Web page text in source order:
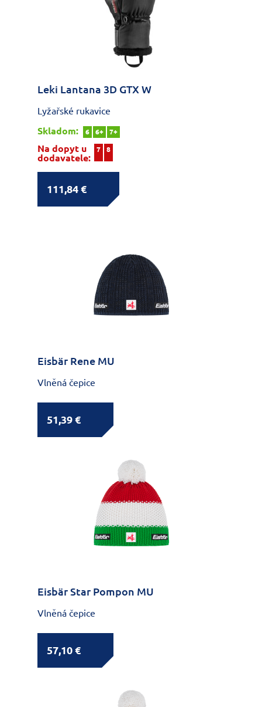
Leki Lantana 3D GTX W
Lyžařské rukavice
Skladom:
6 6+ 7+
Na dopyt u
dodavatele:
7 8
111,84 €
Eisbär Rene MU
Vlněná čepice
51,39 €
Eisbär Star Pompon MU
Vlněná čepice
57,10 €